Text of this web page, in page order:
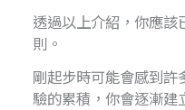
透過以上介紹，你應
則。
剛起步時可能會感到
驗的累積，你會逐漸建